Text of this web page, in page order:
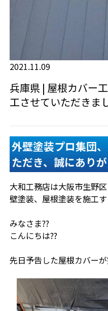
2021.11.09
兵庫県 | 屋根カバー
工させていただきま
外壁塗装プロ集団
ただき、誠にあり
大和工務店は大阪市生野
壁塗装、屋根塗装を施工す
みなさま??
こんにちは??
先日予告した屋根カバー